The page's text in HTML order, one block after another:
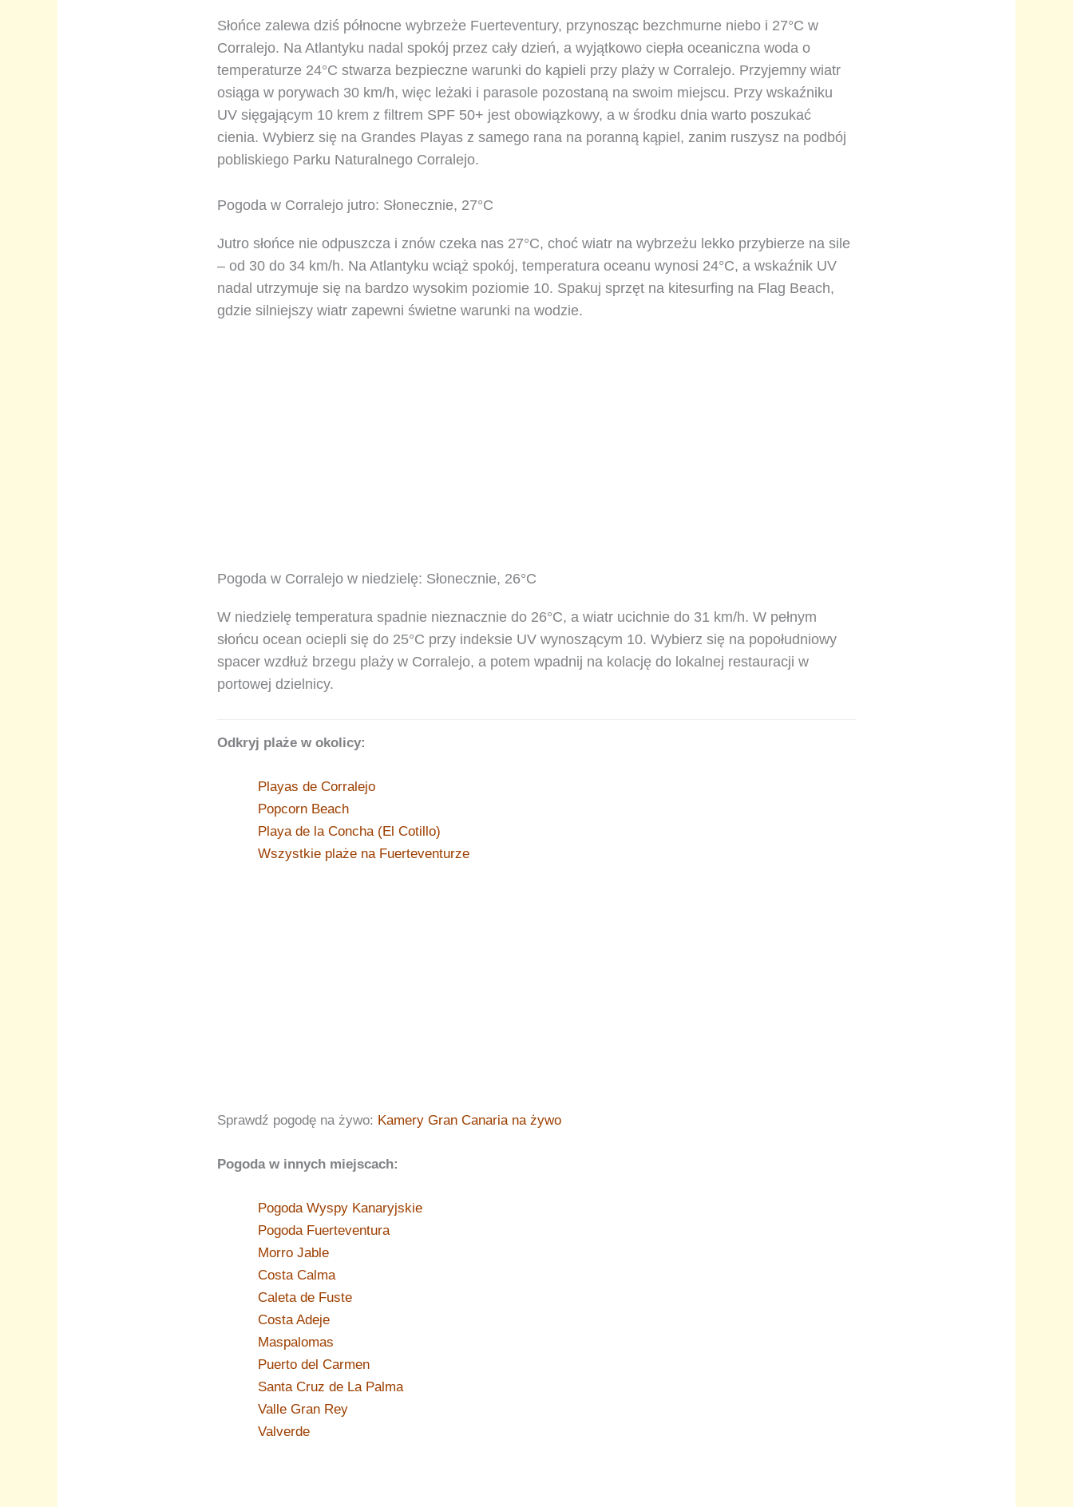
Słońce zalewa dziś północne wybrzeże Fuerteventury, przynosząc bezchmurne niebo i 27°C w
Corralejo. Na Atlantyku nadal spokój przez cały dzień, a wyjątkowo ciepła oceaniczna woda o
temperaturze 24°C stwarza bezpieczne warunki do kąpieli przy plaży w Corralejo. Przyjemny wiatr
osiąga w porywach 30 km/h, więc leżaki i parasole pozostaną na swoim miejscu. Przy wskaźniku
UV sięgającym 10 krem z filtrem SPF 50+ jest obowiązkowy, a w środku dnia warto poszukać
cienia. Wybierz się na Grandes Playas z samego rana na poranną kąpiel, zanim ruszysz na podbój
pobliskiego Parku Naturalnego Corralejo.
Pogoda w Corralejo jutro: Słonecznie, 27°C
Jutro słońce nie odpuszcza i znów czeka nas 27°C, choć wiatr na wybrzeżu lekko przybierze na sile
– od 30 do 34 km/h. Na Atlantyku wciąż spokój, temperatura oceanu wynosi 24°C, a wskaźnik UV
nadal utrzymuje się na bardzo wysokim poziomie 10. Spakuj sprzęt na kitesurfing na Flag Beach,
gdzie silniejszy wiatr zapewni świetne warunki na wodzie.
Pogoda w Corralejo w niedzielę: Słonecznie, 26°C
W niedzielę temperatura spadnie nieznacznie do 26°C, a wiatr ucichnie do 31 km/h. W pełnym
słońcu ocean ociepli się do 25°C przy indeksie UV wynoszącym 10. Wybierz się na popołudniowy
spacer wzdłuż brzegu plaży w Corralejo, a potem wpadnij na kolację do lokalnej restauracji w
portowej dzielnicy.
Odkryj plaże w okolicy:
Playas de Corralejo
Popcorn Beach
Playa de la Concha (El Cotillo)
Wszystkie plaże na Fuerteventurze
Sprawdź pogodę na żywo: Kamery Gran Canaria na żywo
Pogoda w innych miejscach:
Pogoda Wyspy Kanaryjskie
Pogoda Fuerteventura
Morro Jable
Costa Calma
Caleta de Fuste
Costa Adeje
Maspalomas
Puerto del Carmen
Santa Cruz de La Palma
Valle Gran Rey
Valverde